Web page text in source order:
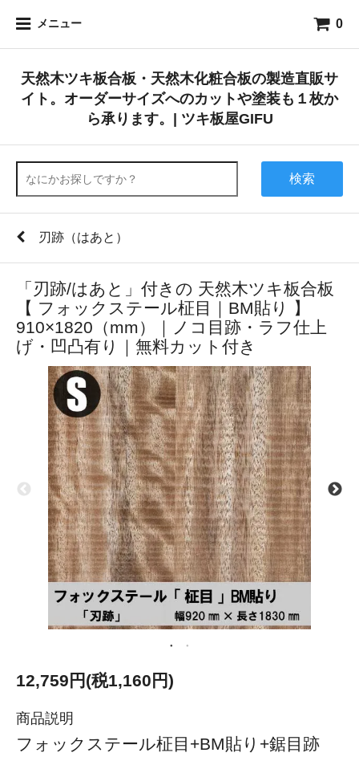
メニュー 0
天然木ツキ板合板・天然木化粧合板の製造直販サ
イト。オーダーサイズへのカットや塗装も１枚か
ら承ります。| ツキ板屋GIFU
検索
刃跡（はあと）
「刃跡/はあと」付きの 天然木ツキ板合板
【 フォックステール柾目｜BM貼り 】
910×1820（mm）｜ノコ目跡・ラフ仕上
げ・凹凸有り｜無料カット付き
12,759円(税1,160円)
商品説明
フォックステール柾目+BM貼り+鋸目跡